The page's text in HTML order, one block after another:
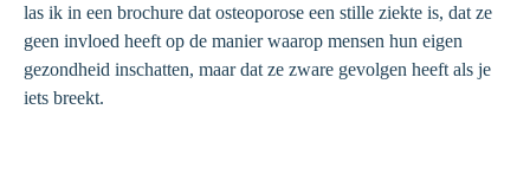
las ik in een brochure dat osteoporose een stille ziekte is, dat ze
geen invloed heeft op de manier waarop mensen hun eigen
gezondheid inschatten, maar dat ze zware gevolgen heeft als je
iets breekt.